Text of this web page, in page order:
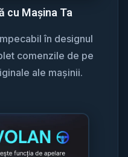
cu Mașina Ta
în designul
comenzile de pe
ale mașinii.